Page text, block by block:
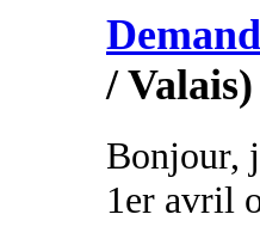
/ Valais)
Bonjour,
1er avril